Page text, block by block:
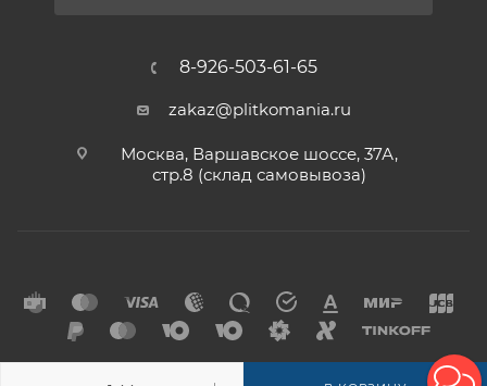
8-926-503-61-65
zakaz@plitkomania.ru
Москва, Варшавское шоссе, 37А,
стр.8 (склад самовывоза)